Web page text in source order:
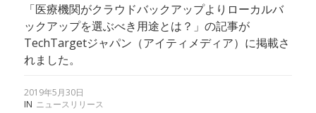
「医療機関がクラウドバックアップよりローカルバ
ックアップを選ぶべき用途とは？」の記事が
TechTargetジャパン（アイティメディア）に掲載さ
れました。
2019年5月30日
IN ニュースリリース